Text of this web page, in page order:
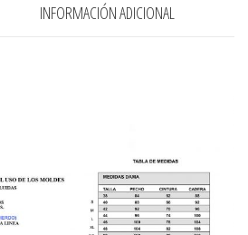
INFORMACIÓN ADICIONAL